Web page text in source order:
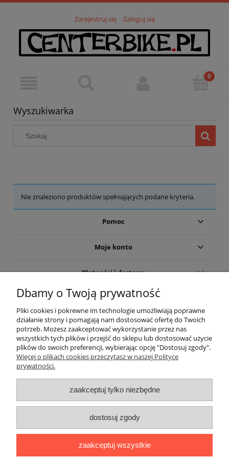
Zarejestruj się Zaloguj się
Wyszukiwarka
Nie znaleziono produktów spełniających podane kryteria.
Pomoc
Moje konto
Płatności i dostawa
Informacje
O nas
Rekomendowane strony
Dbamy o Twoją prywatność
Pliki cookies i pokrewne im technologie umożliwiają poprawne
działanie strony i pomagają nam dostosować ofertę do Twoich
potrzeb. Możesz zaakceptować wykorzystanie przez nas
wszystkich tych plików i przejść do sklepu lub dostosować użycie
plików do swoich preferencji, wybierając opcję "Dostosuj zgody".
Więcej o plikach cookies przeczytasz w naszej Polityce
prywatności.
zaakceptuj tylko niezbędne
dostosuj zgody
zaakceptuj wszystkie